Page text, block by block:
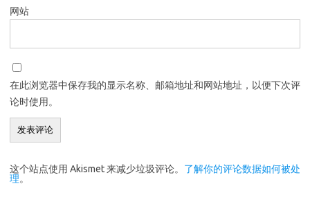
网站
在此浏览器中保存我的显示名称、邮箱地址和网站地址，以便下次评
论时使用。
这个站点使用 Akismet 来减少垃圾评论。 了解你的评论数据如何被处
理。